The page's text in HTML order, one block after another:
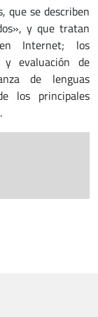
que se describen
y que tratan
Internet; los
y evaluación de
de lenguas
los principales